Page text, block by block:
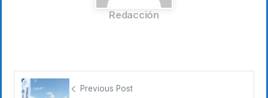
Redacción
Previous Post